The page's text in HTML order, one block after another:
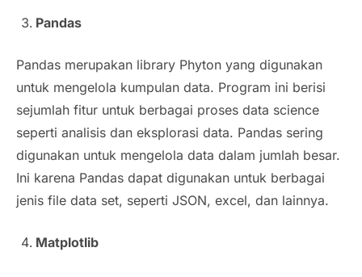
Pandas
Pandas merupakan library Phyton yang digunakan
untuk mengelola kumpulan data. Program ini berisi
sejumlah fitur untuk berbagai proses data science
seperti analisis dan eksplorasi data. Pandas sering
digunakan untuk mengelola data dalam jumlah besar.
Ini karena Pandas dapat digunakan untuk berbagai
jenis file data set, seperti JSON, excel, dan lainnya.
Matplotlib